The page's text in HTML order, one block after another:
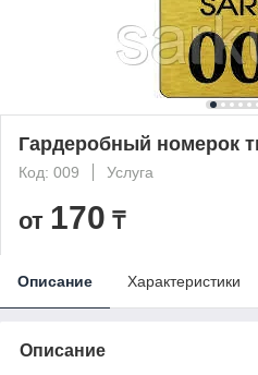
Гардеробный номерок
Код: 009 Услуга
от 170 ₸
Описание Характеристики
Описание